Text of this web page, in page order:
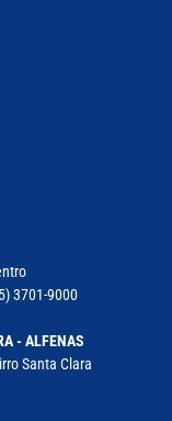
3701-9000
- ALFENAS
Santa Clara